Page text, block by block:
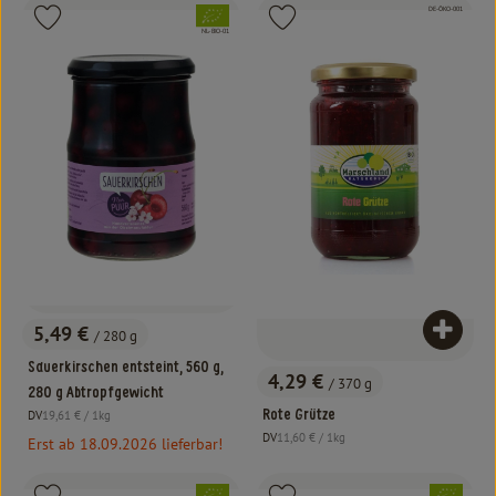
, Preis:
5,49 € / 280 g
Sauerkirschen entsteint, 560 g,
280 g Abtropfgewicht
, Herkunft:
DV, Referenzpreis:
19,61 € / 1kg
Erst ab 18.09.2026 lieferbar!
, Verband:
, Kontrollstelle:
NL-BIO-01
Produkt zu Favouriten hinzufügen
, Preis:
4,29 € / 370 g
Rote Grütze
, Herkunft:
DV, Referenzpreis:
11,60 € / 1kg
, Verband:
, Kontrollstelle:
DE-ÖKO-001